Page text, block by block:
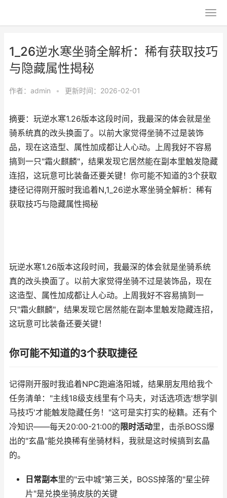
1_26逆水寒坐骑全解析：稀有获取技巧
与隐藏属性揭秘
作者： admin • 更新时间：2026-02-01
摘要：玩逆水寒1.26版本这段时间，我最深的体会就是坐
骑系统真的改头换面了。以前大家觉得坐骑不过是装饰
品，现在这造型、属性加成都让人心动。上周我好不容易
搞到一只"霜火麒麟"，结果发现它居然能在副本里触发隐藏
连招，这玩意可比装备还要关键！你可能不知道的3个获取
捷径记得刚开服时我追着N,1_26逆水寒坐骑全解析：稀有
获取技巧与隐藏属性揭秘
玩逆水寒1.26版本这段时间，我最深的体会就是坐骑系统
真的改头换面了。以前大家觉得坐骑不过是装饰品，现在
这造型、属性加成都让人心动。上周我好不容易搞到一
只"霜火麒麟"，结果发现它居然能在副本里触发隐藏连招，
这玩意可比装备还要关键！
你可能不知道的3个获取捷径
记得刚开服时我追着NPC跑遍洛阳城，结果朋友甩给我个
任务清单："主线18级支线里有个马夫，对话选项选'想学驯
马技巧'才能触发隐藏任务！"这可是实打实的秘籍。还有个
冷知识——每天20:00-21:00的 限时活动里，击杀BOSS爆
出的"玄晶"能兑换稀有坐骑材料，我就是这时候搞到玄晶
的。
日常副本里的"云中城"第三关，BOSS掉落的"星尘碎
片"是兑换坐骑皮肤的关键